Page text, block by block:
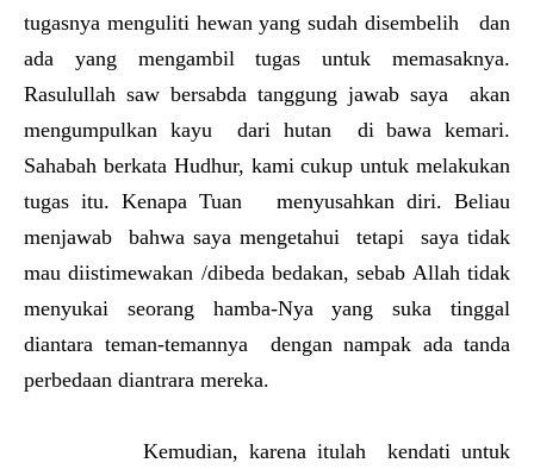
tugasnya menguliti hewan yang sudah disembelih dan
ada yang mengambil tugas untuk memasaknya.
Rasulullah saw bersabda tanggung jawab saya akan
mengumpulkan kayu dari hutan di bawa kemari.
Sahabah berkata Hudhur, kami cukup untuk melakukan
tugas itu. Kenapa Tuan menyusahkan diri. Beliau
menjawab bahwa saya mengetahui tetapi saya tidak
mau diistimewakan /dibeda bedakan, sebab Allah tidak
menyukai seorang hamba-Nya yang suka tinggal
diantara teman-temannya dengan nampak ada tanda
perbedaan diantrara mereka.
Kemudian, karena itulah kendati untuk